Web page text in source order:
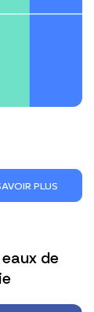
PLUS
de